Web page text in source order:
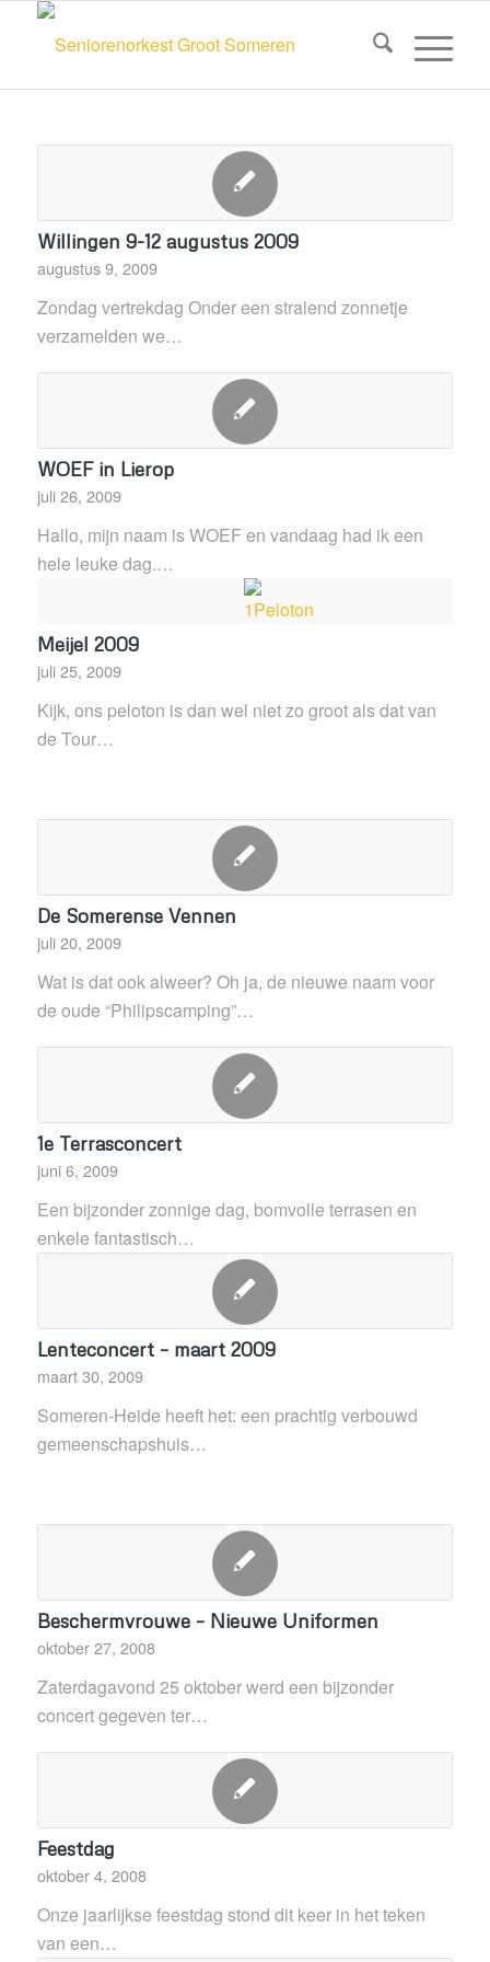
Willingen 9-12 augustus 2009
augustus 9, 2009
Zondag vertrekdag Onder een stralend zonnetje
verzamelden we…
WOEF in Lierop
juli 26, 2009
Hallo, mijn naam is WOEF en vandaag had ik een
hele leuke dag.…
Meijel 2009
juli 25, 2009
Kijk, ons peloton is dan wel niet zo groot als dat van
de Tour…
De Somerense Vennen
juli 20, 2009
Wat is dat ook alweer? Oh ja, de nieuwe naam voor
de oude “Philipscamping”…
1e Terrasconcert
juni 6, 2009
Een bijzonder zonnige dag, bomvolle terrasen en
enkele fantastisch…
Lenteconcert – maart 2009
maart 30, 2009
Someren-Heide heeft het: een prachtig verbouwd
gemeenschapshuis…
Beschermvrouwe – Nieuwe Uniformen
oktober 27, 2008
Zaterdagavond 25 oktober werd een bijzonder
concert gegeven ter…
Feestdag
oktober 4, 2008
Onze jaarlijkse feestdag stond dit keer in het teken
van een…